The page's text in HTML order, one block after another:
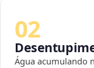
02
Água acumulando